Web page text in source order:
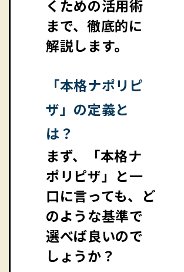
くための活用術
まで、徹底的に
解説します。
「本格ナポリピ
ザ」の定義と
は？
まず、「本格ナ
ポリピザ」と一
口に言っても、ど
のような基準で
選べば良いので
しょうか？